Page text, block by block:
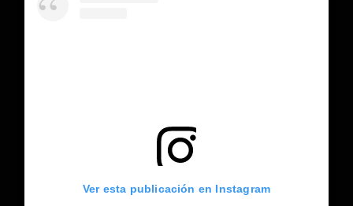
Ver esta publicación en Instagram